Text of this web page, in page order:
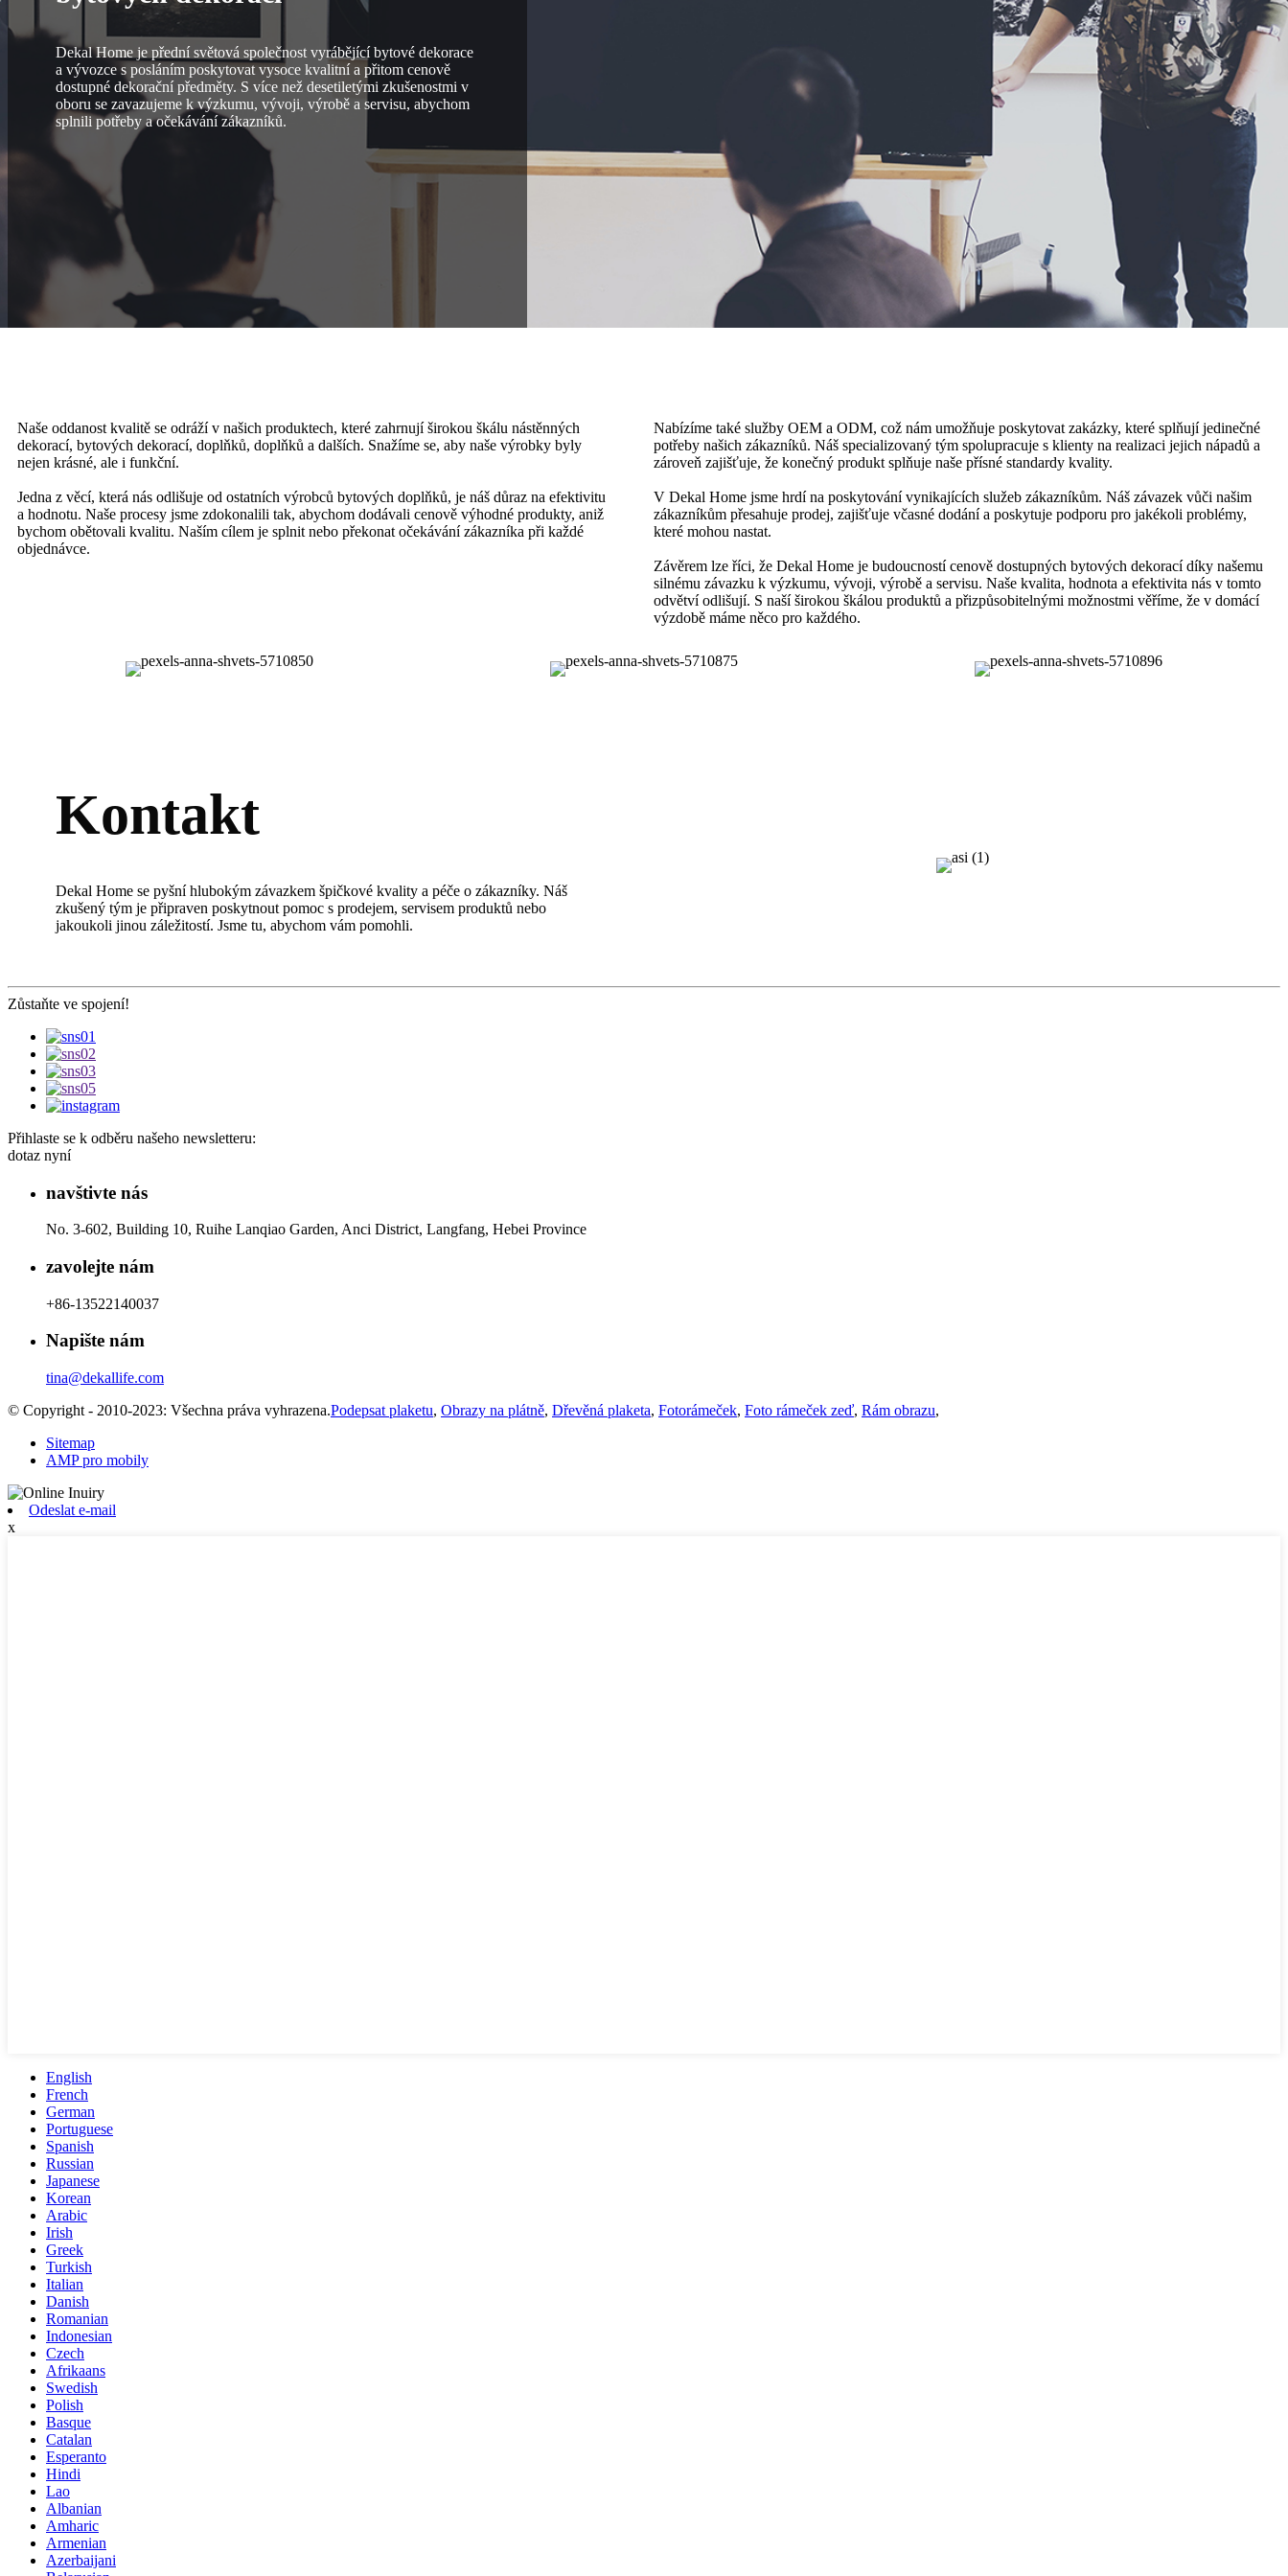
Dekal Home je přední světová společnost vyrábějící bytové dekorace
a vývozce s posláním poskytovat vysoce kvalitní a přitom cenově
dostupné dekorační předměty. S více než desetiletými zkušenostmi v
oboru se zavazujeme k výzkumu, vývoji, výrobě a servisu, abychom
splnili potřeby a očekávání zákazníků.
Naše oddanost kvalitě se odráží v našich produktech, které zahrnují širokou škálu nástěnných
dekorací, bytových dekorací, doplňků, doplňků a dalších. Snažíme se, aby naše výrobky byly
nejen krásné, ale i funkční.
Jedna z věcí, která nás odlišuje od ostatních výrobců bytových doplňků, je náš důraz na efektivitu
a hodnotu. Naše procesy jsme zdokonalili tak, abychom dodávali cenově výhodné produkty, aniž
bychom obětovali kvalitu. Naším cílem je splnit nebo překonat očekávání zákazníka při každé
objednávce.
Nabízíme také služby OEM a ODM, což nám umožňuje poskytovat zakázky, které splňují jedinečné
potřeby našich zákazníků. Náš specializovaný tým spolupracuje s klienty na realizaci jejich nápadů a
zároveň zajišťuje, že konečný produkt splňuje naše přísné standardy kvality.
V Dekal Home jsme hrdí na poskytování vynikajících služeb zákazníkům. Náš závazek vůči našim
zákazníkům přesahuje prodej, zajišťuje včasné dodání a poskytuje podporu pro jakékoli problémy,
které mohou nastat.
Závěrem lze říci, že Dekal Home je budoucností cenově dostupných bytových dekorací díky našemu
silnému závazku k výzkumu, vývoji, výrobě a servisu. Naše kvalita, hodnota a efektivita nás v tomto
odvětví odlišují. S naší širokou škálou produktů a přizpůsobitelnými možnostmi věříme, že v domácí
výzdobě máme něco pro každého.
Kontakt
Dekal Home se pyšní hlubokým závazkem špičkové kvality a péče o zákazníky. Náš
zkušený tým je připraven poskytnout pomoc s prodejem, servisem produktů nebo
jakoukoli jinou záležitostí. Jsme tu, abychom vám pomohli.
Zůstaňte ve spojení!
Přihlaste se k odběru našeho newsletteru:
dotaz nyní
navštivte nás
No. 3-602, Building 10, Ruihe Lanqiao Garden, Anci District, Langfang, Hebei Province
zavolejte nám
+86-13522140037
Napište nám
tina@dekallife.com
© Copyright - 2010-2023: Všechna práva vyhrazena.Podepsat plaketu, Obrazy na plátně, Dřevěná plaketa, Fotorámeček, Foto rámeček zeď, Rám obrazu,
Sitemap
AMP pro mobily
Odeslat e-mail
x
English
French
German
Portuguese
Spanish
Russian
Japanese
Korean
Arabic
Irish
Greek
Turkish
Italian
Danish
Romanian
Indonesian
Czech
Afrikaans
Swedish
Polish
Basque
Catalan
Esperanto
Hindi
Lao
Albanian
Amharic
Armenian
Azerbaijani